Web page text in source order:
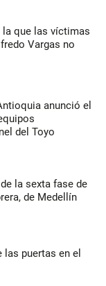
la que las víctimas
Vargas no
anunció el
del Toyo
la sexta fase de
de Medellín
puertas en el